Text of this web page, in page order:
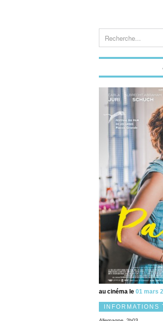
au cinéma le 01 mars